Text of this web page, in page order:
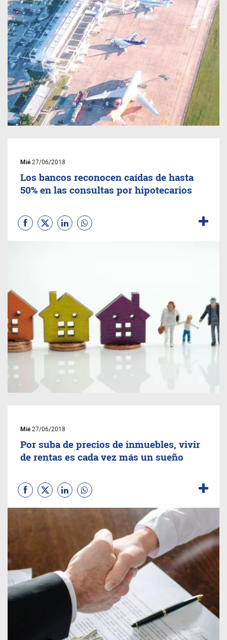
Mié27/06/2018
Los bancos reconocen caídas de hasta
50% en las consultas por hipotecarios
Mié27/06/2018
Por suba de precios de inmuebles, vivir
de rentas es cada vez más un sueño